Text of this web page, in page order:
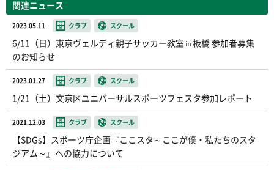
関連ニュース
2023.05.11 クラブ スクール
6/11（日）東京ヴェルディ親子サッカー教室㏌板橋 参加者募集
のお知らせ
2023.01.27 クラブ スクール
1/21（土）文京区ユニバーサルスポーツフェスタ参加レポート
2021.12.03 クラブ スクール
【SDGs】スポーツ庁企画『ここスタ～ここが僕・私たちのスタ
ジアム～』への協力について